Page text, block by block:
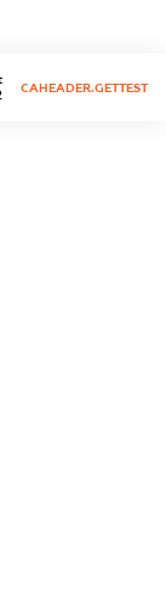
CAHEADER.GETTEST